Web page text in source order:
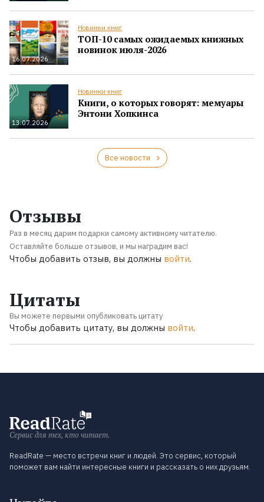
16.07.2026
Новинки книг
ТОП-10 самых ожидаемых книжных
новинок июля-2026
13.07.2026
Новинки книг
Книги, о которых говорят: мемуары
Энтони Хопкинса
Все новости
Отзывы
Раз в месяц дарим подарки самому активному читателю.
Оставляйте больше отзывов, и мы наградим вас!
Чтобы добавить отзыв, вы должны войти.
Цитаты
Вы можете первыми опубликовать цитату
Чтобы добавить цитату, вы должны войти.
Сервис для тех, кто читает.
ReadRate — место встречи книг и людей. Это сервис, который
поможет вам найти интересные книги и рассказать о них друзьям.